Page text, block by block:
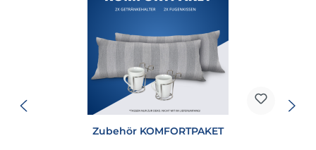
Zubehör KOMFORTPAKET